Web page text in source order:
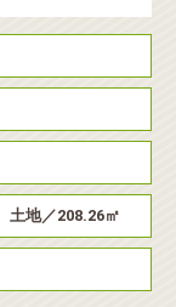
地／208.26㎡